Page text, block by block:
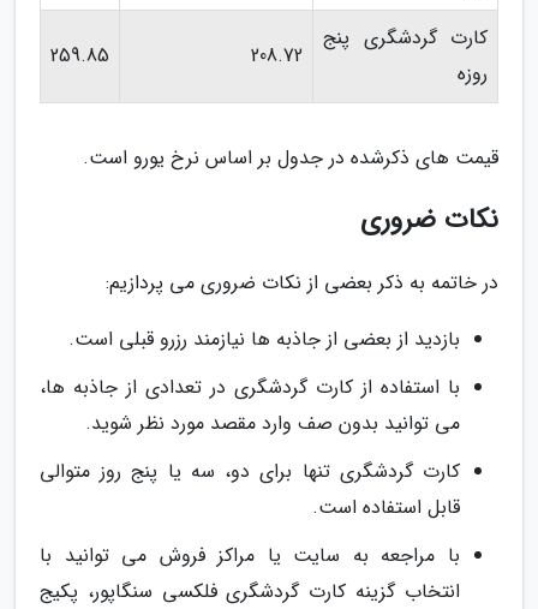
کارت گردشگری پنج
روزه
208.72
259.85
قیمت های ذکرشده در جدول بر اساس نرخ یورو است.
نکات ضروری
در خاتمه به ذکر بعضی از نکات ضروری می پردازیم:
بازدید از بعضی از جاذبه ها نیازمند رزرو قبلی است.
با استفاده از کارت گردشگری در تعدادی از جاذبه ها،
می توانید بدون صف وارد مقصد مورد نظر شوید.
کارت گردشگری تنها برای دو، سه یا پنج روز متوالی
قابل استفاده است.
با مراجعه به سایت یا مراکز فروش می توانید با
انتخاب گزینه کارت گردشگری فلکسی سنگاپور، پکیج